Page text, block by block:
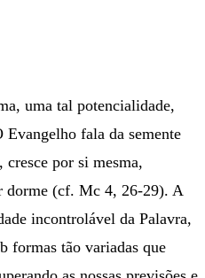
uma tal potencialidade,
Evangelho fala da semente
cresce por si mesma,
dorme (cf. Mc 4, 26-29). A
incontrolável da Palavra,
formas tão variadas que